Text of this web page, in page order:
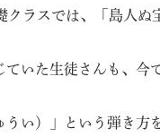
クラスでは、「島人ぬ
いた生徒さんも、今
い）」という弾き方